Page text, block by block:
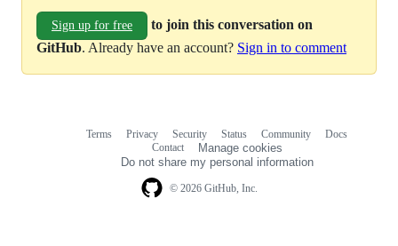
Sign up for free
to join this conversation on
GitHub. Already have an account? Sign in to comment
© 2026 GitHub, Inc.
Terms Privacy Security Status Community
Docs
Contact
Manage cookies
Do not share my personal information